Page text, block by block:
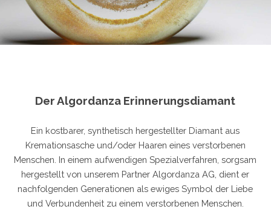
Der Algordanza Erinnerungsdiamant
Ein kostbarer, synthetisch hergestellter Diamant aus
Kremationsasche und/oder Haaren eines verstorbenen
Menschen. In einem aufwendigen Spezialverfahren, sorgsam
hergestellt von unserem Partner Algordanza AG, dient er
nachfolgenden Generationen als ewiges Symbol der Liebe
und Verbundenheit zu einem verstorbenen Menschen.